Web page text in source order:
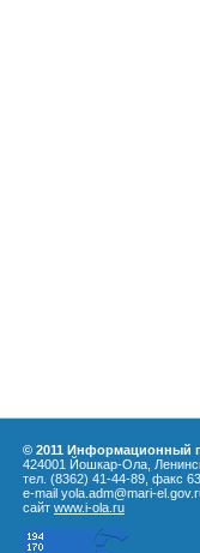
© 2011 Информационный
424001 Йошкар-Ола,
тел. (8362) 41-44-89, факс
e-mail yola.adm@mari-
сайт www.i-ola.ru